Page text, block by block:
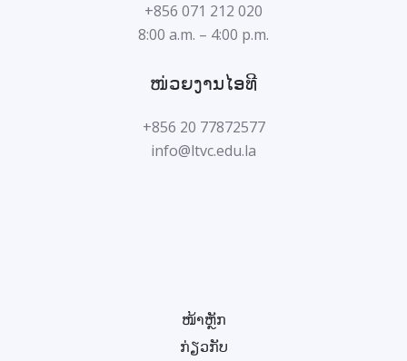
+856 071 212 020
8:00 a.m. – 4:00 p.m.
ໜ່ວຍງານໄອທີ
+856 20 77872577
info@ltvc.edu.la
ໜ້າຫຼັກ
ກ່ຽວກັບ